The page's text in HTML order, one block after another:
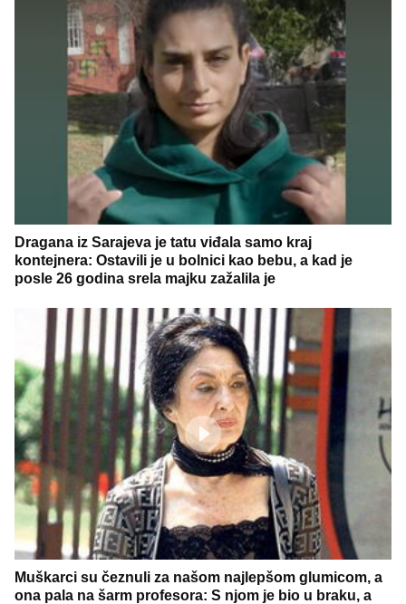
Dragana iz Sarajeva je tatu viđala samo kraj
kontejnera: Ostavili je u bolnici kao bebu, a kad je
posle 26 godina srela majku zažalila je
Muškarci su čeznuli za našom najlepšom glumicom, a
ona pala na šarm profesora: S njom je bio u braku, a